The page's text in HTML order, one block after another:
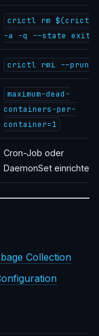
crictl rm $(crictl
-a -q --state
crictl rmi --prune
maximum-dead-
containers-per-
container=1
Cron-Job oder
DaemonSet einrichten
Collection